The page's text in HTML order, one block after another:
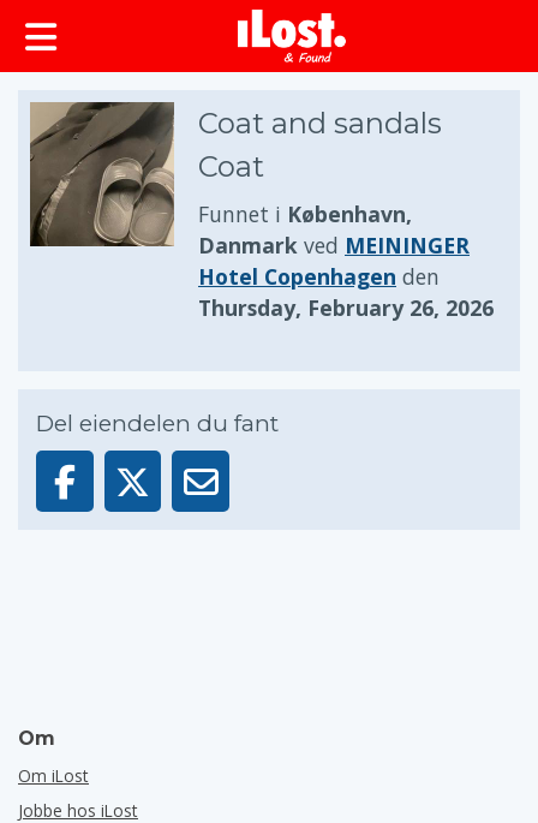
Coat and sandals
Coat
Funnet i København,
Danmark ved MEININGER
Hotel Copenhagen den
Thursday, February 26, 2026
Del eiendelen du fant
Om
Om iLost
Jobbe hos iLost